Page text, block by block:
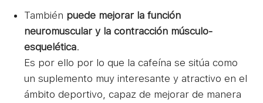
También puede mejorar la función
neuromuscular y la contracción músculo-
esquelética.
Es por ello por lo que la cafeína se sitúa como
un suplemento muy interesante y atractivo en el
ámbito deportivo, capaz de mejorar de manera